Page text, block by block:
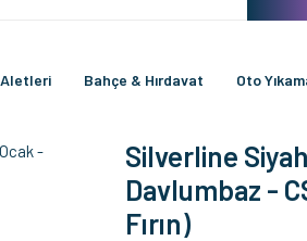
Aletleri Bahçe & Hırdavat Oto
Silverline
Davlumbaz -
Fırın)